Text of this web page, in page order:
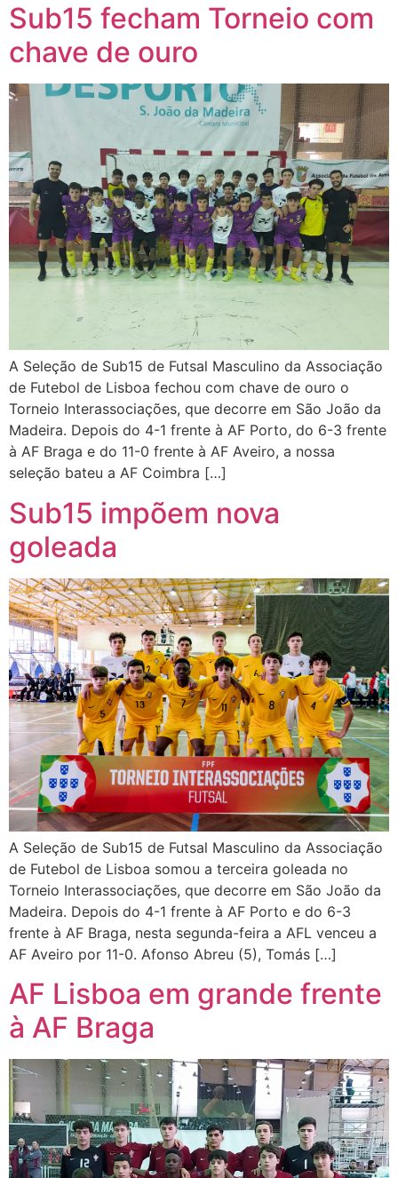
Sub15 fecham Torneio com
chave de ouro
A Seleção de Sub15 de Futsal Masculino da Associação
de Futebol de Lisboa fechou com chave de ouro o
Torneio Interassociações, que decorre em São João da
Madeira. Depois do 4-1 frente à AF Porto, do 6-3 frente
à AF Braga e do 11-0 frente à AF Aveiro, a nossa
seleção bateu a AF Coimbra […]
Sub15 impõem nova
goleada
A Seleção de Sub15 de Futsal Masculino da Associação
de Futebol de Lisboa somou a terceira goleada no
Torneio Interassociações, que decorre em São João da
Madeira. Depois do 4-1 frente à AF Porto e do 6-3
frente à AF Braga, nesta segunda-feira a AFL venceu a
AF Aveiro por 11-0. Afonso Abreu (5), Tomás […]
AF Lisboa em grande frente
à AF Braga